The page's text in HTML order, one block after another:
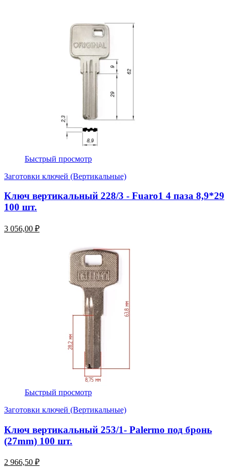
Быстрый просмотр
Заготовки ключей (Вертикальные)
Ключ вертикальный 228/3 - Fuaro1 4 паза 8,9*29
100 шт.
3 056,00 ₽
Быстрый просмотр
Заготовки ключей (Вертикальные)
Ключ вертикальный 253/1- Palermo под бронь
(27mm) 100 шт.
2 966,50 ₽